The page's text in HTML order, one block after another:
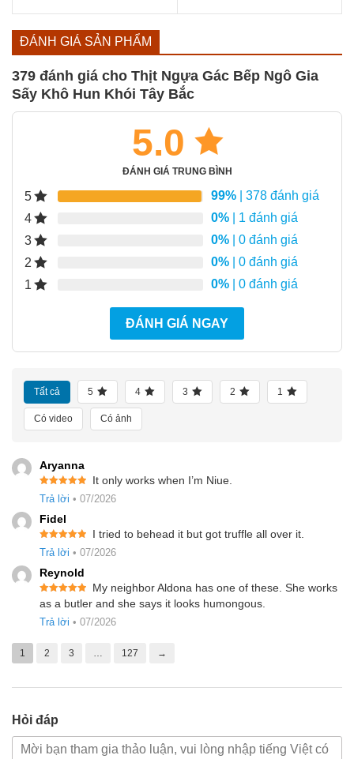
5 sao
500.000₫.là:
300.000₫.
5 sao
75.000₫.
ĐÁNH GIÁ SẢN PHẨM
379 đánh giá cho Thịt Ngựa Gác Bếp Ngô Gia
Sấy Khô Hun Khói Tây Bắc
5.0
ĐÁNH GIÁ TRUNG BÌNH
5 99% | 378 đánh giá
4
0% | 1 đánh giá
3
0% | 0 đánh giá
2
0% | 0 đánh giá
1
0% | 0 đánh giá
ĐÁNH GIÁ NGAY
Tất cả 5 4 3 2 1
Có video Có ảnh
Aryanna
Được xếp
hạng55
It only works when I’m Niue.
Trả lời • 07/2026
Fidel
Được xếp
hạng55
I tried to behead it but got truffle all over it.
Trả lời • 07/2026
Reynold
Được xếp
hạng 55
sao
My neighbor Aldona has one of these. She works
as a butler and she says it looks humongous.
Trả lời • 07/2026
1 2 3 … 127 →
Hỏi đáp